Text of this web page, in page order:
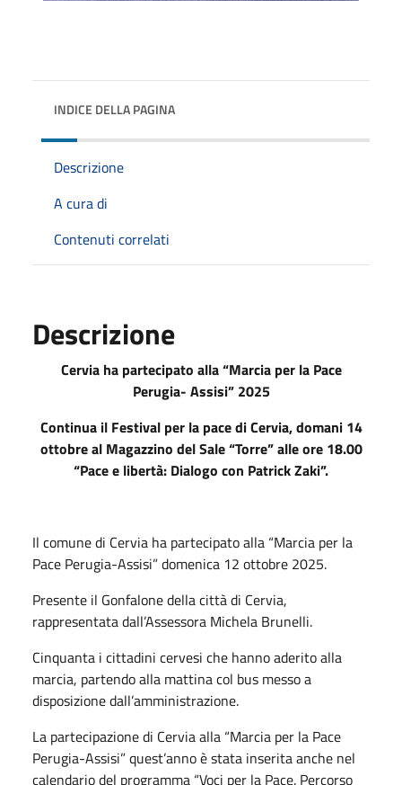
INDICE DELLA PAGINA
Descrizione
A cura di
Contenuti correlati
Descrizione
Cervia ha partecipato alla “Marcia per la Pace
Perugia- Assisi” 2025
Continua il Festival per la pace di Cervia, domani 14
ottobre al Magazzino del Sale “Torre” alle ore 18.00
“Pace e libertà: Dialogo con Patrick Zaki”.
Il comune di Cervia ha partecipato alla “Marcia per la
Pace Perugia-Assisi” domenica 12 ottobre 2025.
Presente il Gonfalone della città di Cervia,
rappresentata dall’Assessora Michela Brunelli.
Cinquanta i cittadini cervesi che hanno aderito alla
marcia, partendo alla mattina col bus messo a
disposizione dall’amministrazione.
La partecipazione di Cervia alla “Marcia per la Pace
Perugia-Assisi” quest’anno è stata inserita anche nel
calendario del programma “Voci per la Pace. Percorso